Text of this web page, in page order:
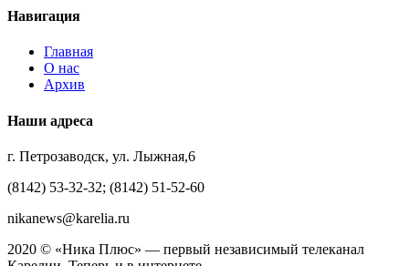
Навигация
Главная
О нас
Архив
Наши адреса
г. Петрозаводск, ул. Лыжная,6
(8142) 53-32-32; (8142) 51-52-60
nikanews@karelia.ru
2020 © «Ника Плюс» — первый независимый телеканал